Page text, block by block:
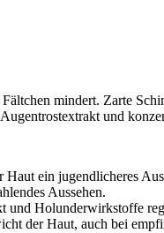
mindert. Zarte
und
ein jugendlicheres
Aussehen.
und Holunderwirkstoffe
der Haut, auch bei